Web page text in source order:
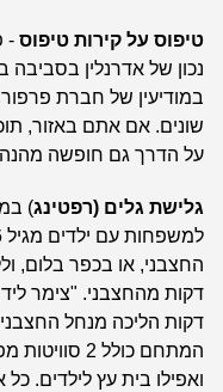
טיפוס על קירות טיפוס -
נכון של אדרנלין
במודיעין של חברת
שונים. אם אתם באזור,
על הדרך גם חופשה מהנה,
גלישת גלים (רפטינג)
למשפחות עם ילדים מגיל 6 ומעלה.
החצבני, או בכפר בלום,
דקות מהחצבני. "צימר
דקות הליכה מנחל
המתחם כולל
ואפילו בית עץ לילדים. כל